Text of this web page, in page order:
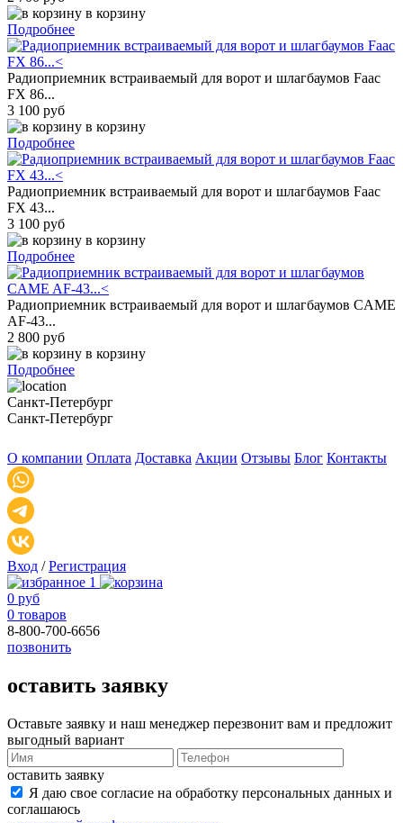
в корзину
Подробнее
Радиоприемник встраиваемый для ворот и шлагбаумов Faac
FX 86...
3 100 руб
в корзину
Подробнее
Радиоприемник встраиваемый для ворот и шлагбаумов Faac
FX 43...
3 100 руб
в корзину
Подробнее
Радиоприемник встраиваемый для ворот и шлагбаумов CAME
AF-43...
2 800 руб
в корзину
Подробнее
Санкт-Петербург
Санкт-Петербург
О компании Оплата Доставка Акции Отзывы Блог Контакты
Вход / Регистрация
1
0 руб
0 товаров
8-800-700-6656
позвонить
оставить заявку
Оставьте заявку и наш менеджер перезвонит вам и предложит
выгодный вариант
оставить заявку
Я даю свое согласие на обработку персональных данных и
соглашаюсь